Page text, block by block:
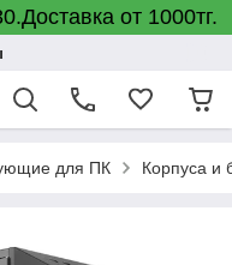
от 1000тг.
для ПК Корпуса и